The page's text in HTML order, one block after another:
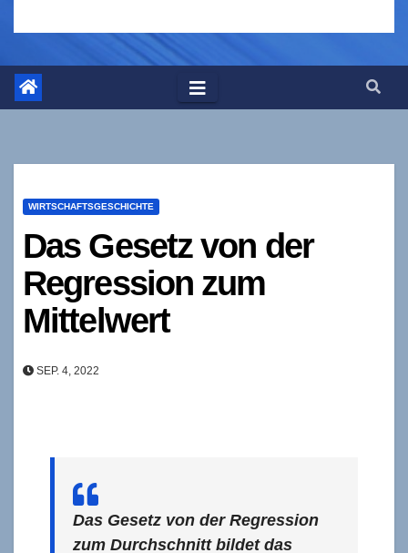
WIRTSCHAFTSGESCHICHTE
Das Gesetz von der
Regression zum
Mittelwert
SEP. 4, 2022
Das Gesetz von der Regression
zum Durchschnitt bildet das